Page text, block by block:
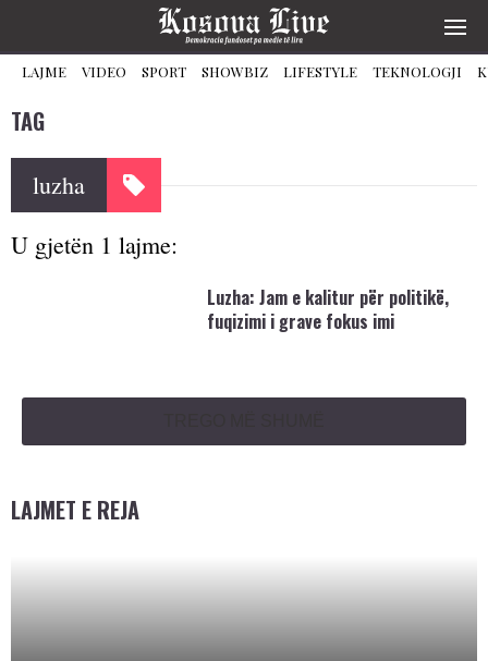
LAJME VIDEO SPORT SHOWBIZ LIFESTYLE TEKNOLOGJI
TAG
luzha
U gjetën 1 lajme:
Luzha: Jam e kalitur për politikë,
fuqizimi i grave fokus imi
LAJMET E REJA